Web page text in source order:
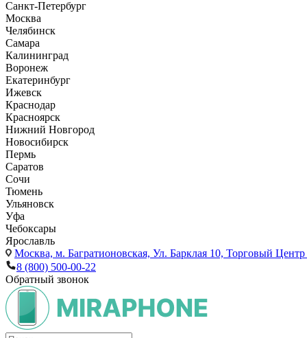
Санкт-Петербург
Москва
Челябинск
Самара
Калининград
Воронеж
Екатеринбург
Ижевск
Краснодар
Красноярск
Нижний Новгород
Новосибирск
Пермь
Саратов
Сочи
Тюмень
Ульяновск
Уфа
Чебоксары
Ярославль
Москва, м. Багратионовская, Ул. Барклая 10, Торговый
8 (800) 500-00-22
Обратный звонок